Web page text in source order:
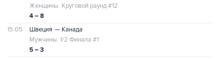
4 – 8
Женщины. Круговой раунд #12
15:05 Швеция — Канада
5 – 3
Мужчины. 1/2 Финала #1